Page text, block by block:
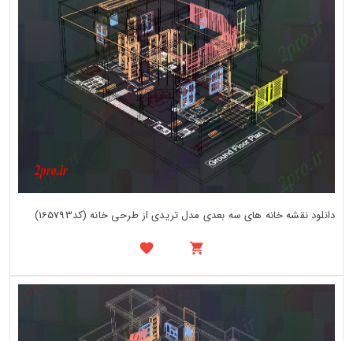
دانلود نقشه خانه های سه بعدی مدل تریدی از طرحی خانه (کد165793)